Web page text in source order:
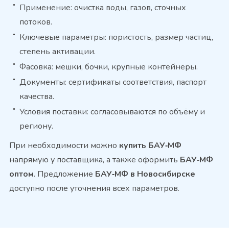
Применение: очистка воды, газов, сточных
потоков.
Ключевые параметры: пористость, размер частиц,
степень активации.
Фасовка: мешки, бочки, крупные контейнеры.
Документы: сертификаты соответствия, паспорт
качества.
Условия поставки: согласовываются по объёму и
региону.
При необходимости можно купить БАУ‑МФ
напрямую у поставщика, а также оформить БАУ‑МФ
оптом. Предложение БАУ‑МФ в Новосибирске
доступно после уточнения всех параметров.